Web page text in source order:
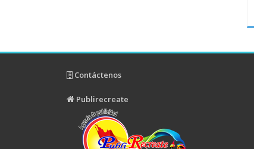
Contáctenos
Publirecreate